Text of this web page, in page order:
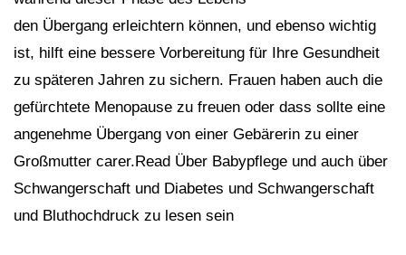
den Übergang erleichtern können, und ebenso wichtig
ist, hilft eine bessere Vorbereitung für Ihre Gesundheit
zu späteren Jahren zu sichern. Frauen haben auch die
gefürchtete Menopause zu freuen oder dass sollte eine
angenehme Übergang von einer Gebärerin zu einer
Großmutter carer.Read Über Babypflege und auch über
Schwangerschaft und Diabetes und Schwangerschaft
und Bluthochdruck zu lesen sein